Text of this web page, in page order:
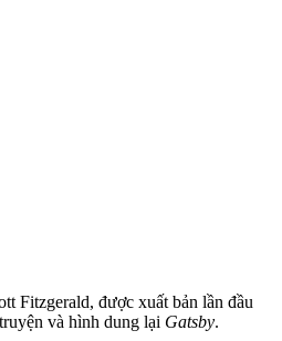
Fitzgerald, được xuất bản lần đầu
và hình dung lại Gatsby.